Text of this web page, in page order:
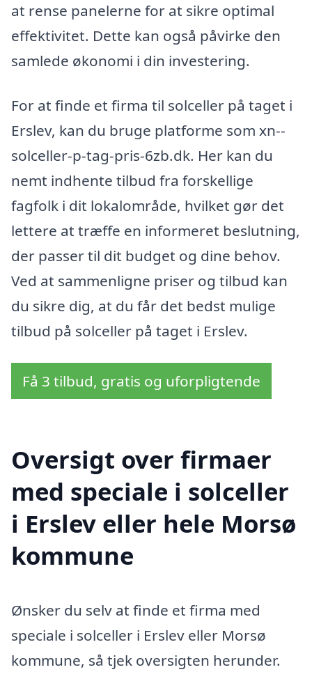
at rense panelerne for at sikre optimal
effektivitet. Dette kan også påvirke den
samlede økonomi i din investering.
For at finde et firma til solceller på taget i
Erslev, kan du bruge platforme som xn--
solceller-p-tag-pris-6zb.dk. Her kan du
nemt indhente tilbud fra forskellige
fagfolk i dit lokalområde, hvilket gør det
lettere at træffe en informeret beslutning,
der passer til dit budget og dine behov.
Ved at sammenligne priser og tilbud kan
du sikre dig, at du får det bedst mulige
tilbud på solceller på taget i Erslev.
Få 3 tilbud, gratis og uforpligtende
Oversigt over firmaer
med speciale i solceller
i Erslev eller hele Morsø
kommune
Ønsker du selv at finde et firma med
speciale i solceller i Erslev eller Morsø
kommune, så tjek oversigten herunder.